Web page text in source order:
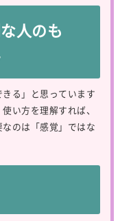
人のも
る」と思っています
い方を理解すれば、
のは「感覚」ではな